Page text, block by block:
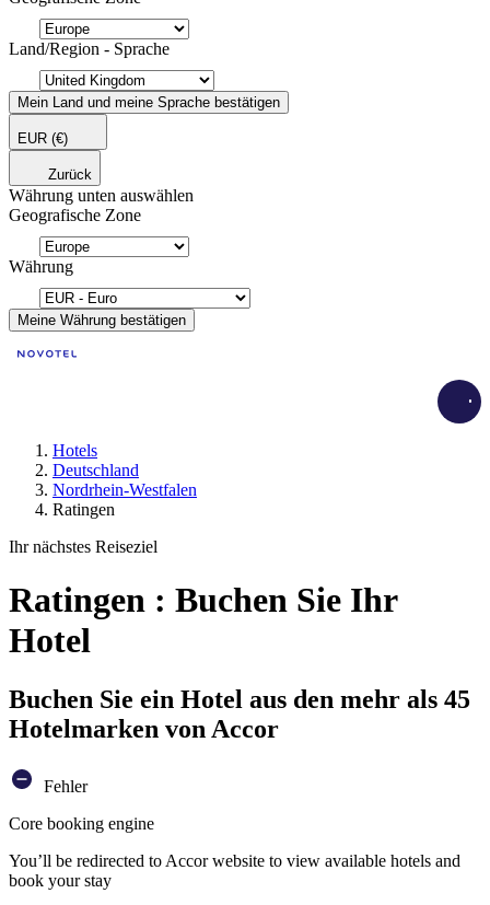
Land/Region - Sprache
Mein Land und meine Sprache bestätigen
EUR (€)
Zurück
Währung unten auswählen
Geografische Zone
Währung
Meine Währung bestätigen
Hotels
Deutschland
Nordrhein-Westfalen
Ratingen
Ihr nächstes Reiseziel
Ratingen : Buchen Sie Ihr
Hotel
Buchen Sie ein Hotel aus den mehr als 45
Hotelmarken von Accor
Fehler
Core booking engine
You’ll be redirected to Accor website to view available hotels and
book your stay